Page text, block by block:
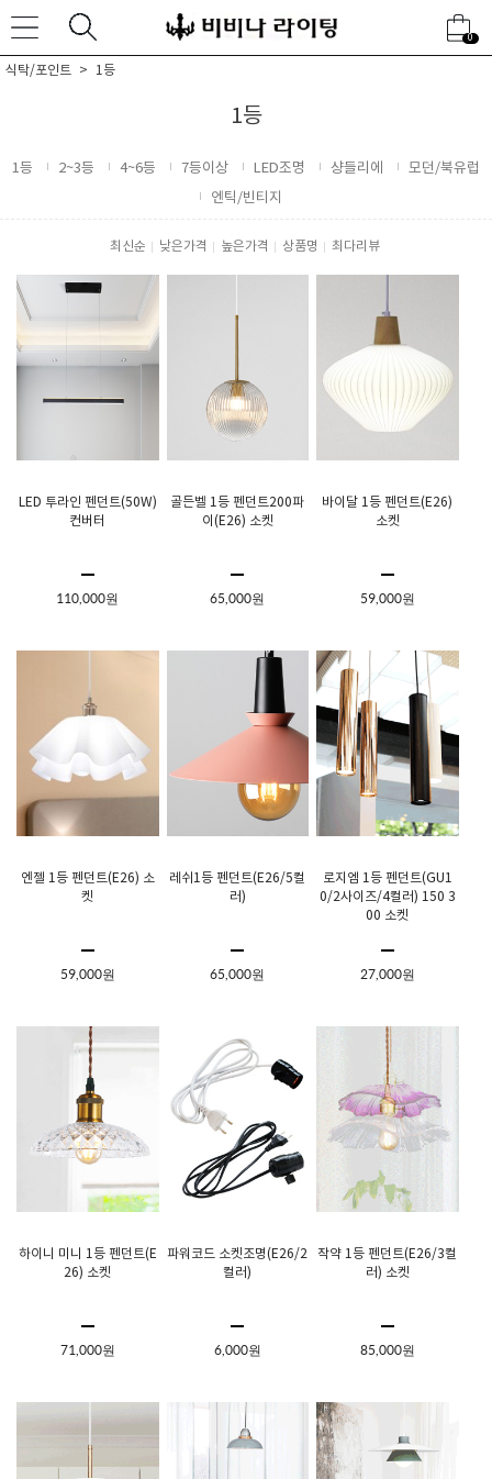
0
식탁/포인트 1등
1등
1등 2~3등 4~6등 7등이상 LED조명 샹들리에
모던/북유럽
엔틱/빈티지
최신순 낮은가격 높은가격 상품명 최다리뷰
LED 투라인 펜던트(50W)
컨버터
110,000원
골든벨 1등 펜던트200파
이(E26) 소켓
65,000원
바이달 1등 펜던트(E26)
소켓
59,000원
엔젤 1등 펜던트(E26) 소
켓
59,000원
레쉬1등 펜던트(E26/5컬
러)
65,000원
로지엠 1등 펜던트(GU1
0/2사이즈/4컬러) 150 3
00 소켓
27,000원
하이니 미니 1등 펜던트(E
26) 소켓
71,000원
파워코드 소켓조명(E26/2
컬러)
6,000원
작약 1등 펜던트(E26/3컬
러) 소켓
85,000원